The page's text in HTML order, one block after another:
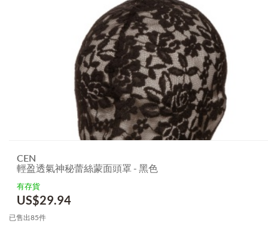
CEN
輕盈透氣神秘蕾絲蒙面頭罩 - 黑色
有存貨
US$29.94
已售出85件